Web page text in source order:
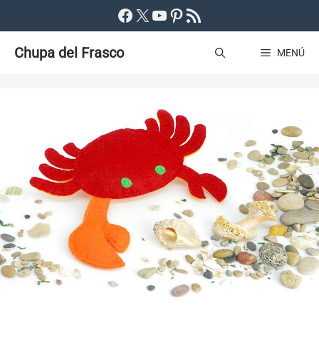
al
contenido
Facebook
X YouTube
Pinterest
Feed RSS
Chupa del Frasco MENÚ